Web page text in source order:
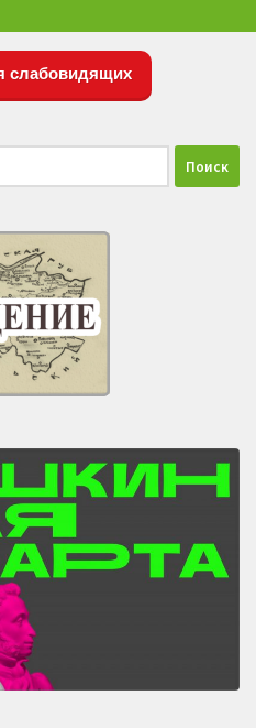
слабовидящих